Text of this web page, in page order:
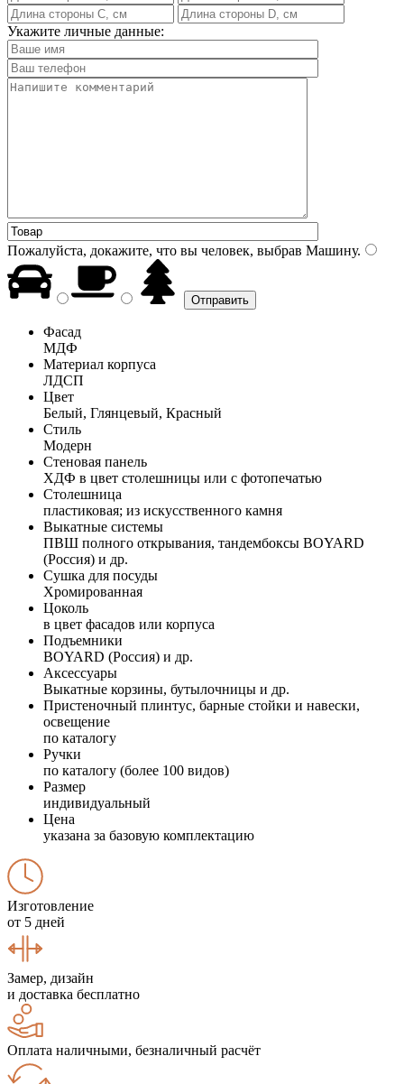
Укажите личные данные:
Пожалуйста, докажите, что вы человек, выбрав Машину.
Фасад
МДФ
Материал корпуса
ЛДСП
Цвет
Белый, Глянцевый, Красный
Стиль
Модерн
Стеновая панель
ХДФ в цвет столешницы или с фотопечатью
Столешница
пластиковая; из искусственного камня
Выкатные системы
ПВШ полного открывания, тандембоксы BOYARD
(Россия) и др.
Сушка для посуды
Хромированная
Цоколь
в цвет фасадов или корпуса
Подъемники
BOYARD (Россия) и др.
Аксессуары
Выкатные корзины, бутылочницы и др.
Пристеночный плинтус, барные стойки и навески,
освещение
по каталогу
Ручки
по каталогу (более 100 видов)
Размер
индивидуальный
Цена
указана за базовую комплектацию
Изготовление
от 5 дней
Замер, дизайн
и доставка бесплатно
Оплата наличными, безналичный расчёт